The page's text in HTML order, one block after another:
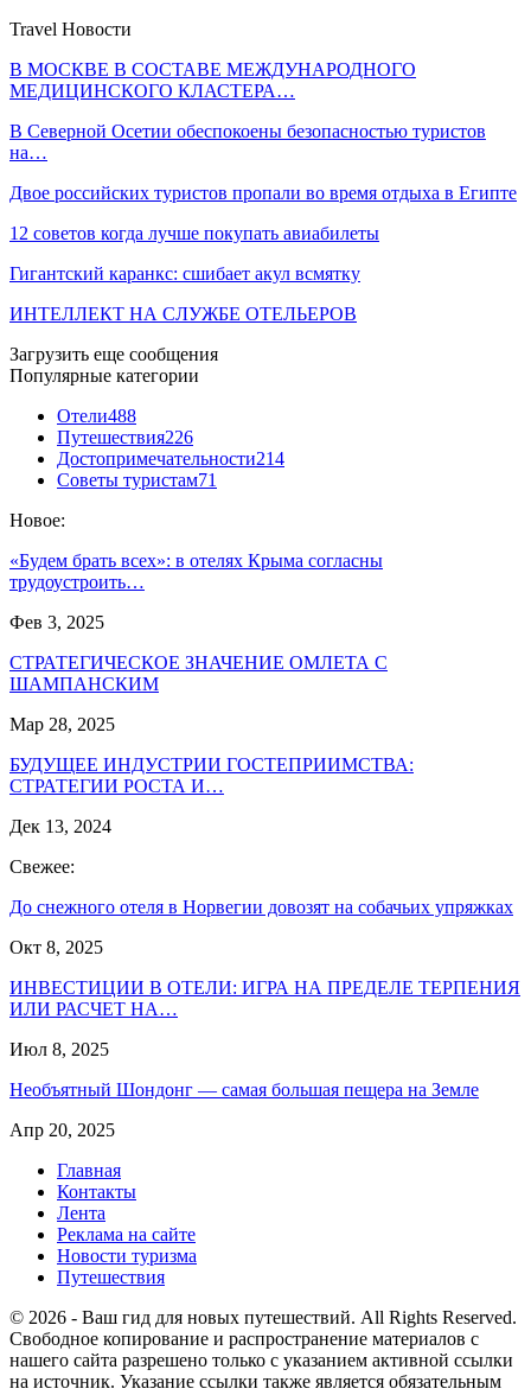
Travel Новости
В МОСКВЕ В СОСТАВЕ МЕЖДУНАРОДНОГО
МЕДИЦИНСКОГО КЛАСТЕРА…
В Северной Осетии обеспокоены безопасностью туристов
на…
Двое российских туристов пропали во время отдыха в Египте
12 советов когда лучше покупать авиабилеты
Гигантский каранкс: сшибает акул всмятку
ИНТЕЛЛЕКТ НА СЛУЖБЕ ОТЕЛЬЕРОВ
Загрузить еще сообщения
Популярные категории
Отели488
Путешествия226
Достопримечательности214
Советы туристам71
Новое:
«Будем брать всех»: в отелях Крыма согласны
трудоустроить…
Фев 3, 2025
СТРАТЕГИЧЕСКОЕ ЗНАЧЕНИЕ ОМЛЕТА С
ШАМПАНСКИМ
Мар 28, 2025
БУДУЩЕЕ ИНДУСТРИИ ГОСТЕПРИИМСТВА:
СТРАТЕГИИ РОСТА И…
Дек 13, 2024
Свежее:
До снежного отеля в Норвегии довозят на собачьих упряжках
Окт 8, 2025
ИНВЕСТИЦИИ В ОТЕЛИ: ИГРА НА ПРЕДЕЛЕ ТЕРПЕНИЯ
ИЛИ РАСЧЕТ НА…
Июл 8, 2025
Необъятный Шондонг — самая большая пещера на Земле
Апр 20, 2025
Главная
Контакты
Лента
Реклама на сайте
Новости туризма
Путешествия
© 2026 - Ваш гид для новых путешествий. All Rights Reserved.
Свободное копирование и распространение материалов с
нашего сайта разрешено только с указанием активной ссылки
на источник. Указание ссылки также является обязательным